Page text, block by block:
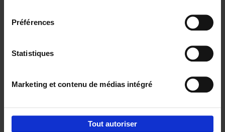
Préférences
Statistiques
Marketing et contenu de médias intégré
Tout autoriser
Digital marketing like a PRO -
completely revised edition (EN)